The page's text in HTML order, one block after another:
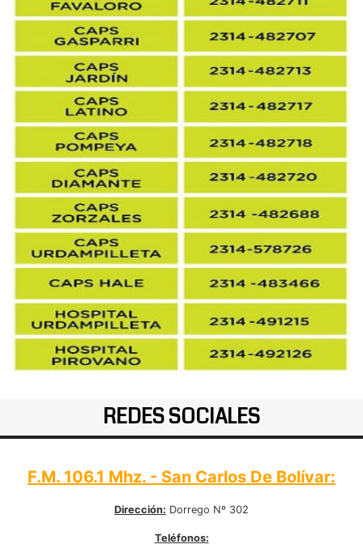
REDES SOCIALES
F.M. 106.1 Mhz. - San Carlos De Bolívar:
Dirección: Dorrego Nº 302
Teléfonos: